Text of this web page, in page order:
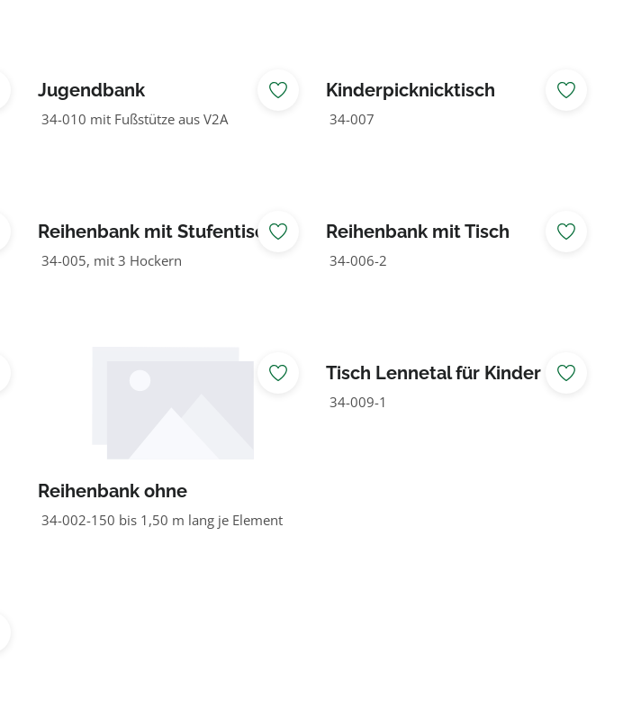
Jugendbank
34-010 mit Fußstütze aus V2A
Kinderpicknicktisch
34-007
Reihenbank mit Stufentisch
34-005, mit 3 Hockern
Reihenbank mit Tisch
halbrund
34-006-2
Reihenbank ohne
Rückenlehne
34-002-150 bis 1,50 m lang je Element
Tisch Lennetal für Kinder
34-009-1